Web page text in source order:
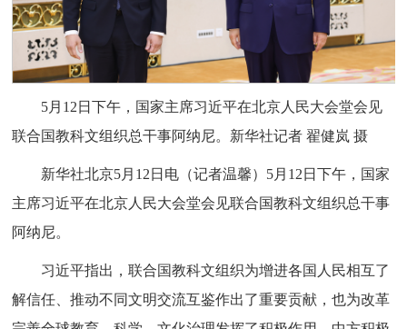
5月12日下午，国家主席习近平在北京人民大会堂会见
联合国教科文组织总干事阿纳尼。新华社记者 翟健岚 摄
新华社北京5月12日电（记者温馨）5月12日下午，国家
主席习近平在北京人民大会堂会见联合国教科文组织总干事
阿纳尼。
习近平指出，联合国教科文组织为增进各国人民相互了
解信任、推动不同文明交流互鉴作出了重要贡献，也为改革